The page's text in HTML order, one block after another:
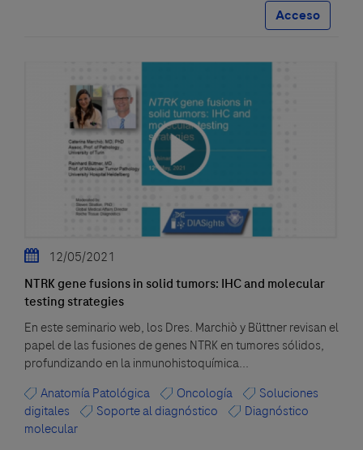
Acceso
12/05/2021
NTRK gene fusions in solid tumors: IHC and molecular
testing strategies
En este seminario web, los Dres. Marchiò y Büttner revisan el
papel de las fusiones de genes NTRK en tumores sólidos,
profundizando en la inmunohistoquímica...
Anatomía Patológica
Oncología
Soluciones
digitales
Soporte al diagnóstico
Diagnóstico
molecular